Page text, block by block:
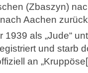
(Zbaszyn)
Aachen
1939 als „Jude“
und starb
an